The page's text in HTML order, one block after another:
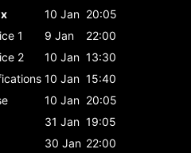
10 Jan 20:05
1 9 Jan
22:00
2 10 Jan 13:30
10 Jan 15:40
10 Jan 20:05
31 Jan 19:05
30 Jan 22:00